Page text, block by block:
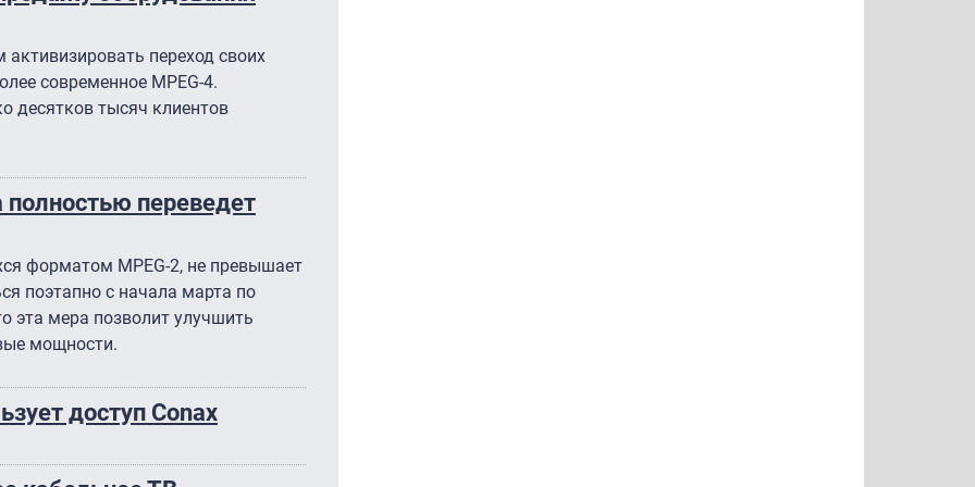
переход своих
современное MPEG-4.
десятков тысяч клиентов
переведет
форматом MPEG-2, не превышает
поэтапно с начала марта по
эта мера позволит улучшить
мощности.
доступ Conax